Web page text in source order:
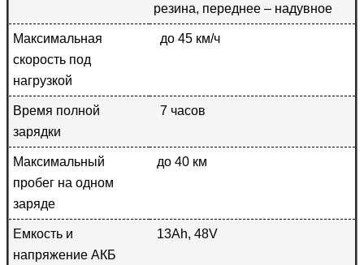
резина, переднее – надувное
Максимальная
скорость под
нагрузкой
до 45 км/ч
Время полной
зарядки
7 часов
Максимальный
пробег на одном
заряде
до 40 км
Емкость и
напряжение АКБ
13Аh, 48V